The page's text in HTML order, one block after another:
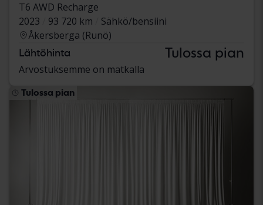
T6 AWD Recharge
2023
93 720 km
Sähkö/bensiini
Åkersberga (Runö)
Lähtöhinta Tulossa pian
Arvostuksemme on matkalla
Tulossa pian